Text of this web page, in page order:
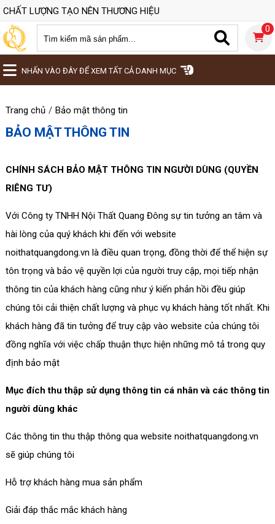
CHẤT LƯỢNG TẠO NÊN THƯƠNG HIỆU
0
NHẤN VÀO ĐÂY ĐỂ XEM TẤT CẢ DANH MỤC
Trang chủ Bảo mật thông tin
BẢO MẬT THÔNG TIN
CHÍNH SÁCH BẢO MẬT THÔNG TIN NGƯỜI DÙNG (QUYỀN
RIÊNG TƯ)
Với Công ty TNHH Nội Thất Quang Đông sự tin tưởng an tâm và
hài lòng của quý khách khi đến với website
noithatquangdong.vn là điều quan trọng, đồng thời để thể hiện sự
tôn trọng và bảo vệ quyền lợi của người truy cập, mọi tiếp nhận
thông tin của khách hàng cũng như ý kiến phản hồi đều giúp
chúng tôi cải thiện chất lượng và phục vụ khách hàng tốt nhất. Khi
khách hàng đã tin tưởng để truy cập vào website của chúng tôi
đồng nghĩa với việc chấp thuận thực hiện những mô tả trong quy
định bảo mật
Mục đích thu thập sử dụng thông tin cá nhân và các thông tin
người dùng khác
Các thông tin thu thập thông qua website noithatquangdong.vn
sẽ giúp chúng tôi
Hỗ trợ khách hàng mua sản phẩm
Giải đáp thắc mắc khách hàng